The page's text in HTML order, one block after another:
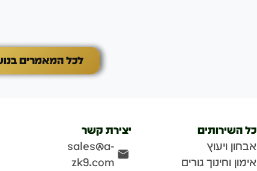
לכל המאמרים בנושא מחלות
כל השירותים
אבחון ויעוץ
אימון וחינוך גורים
יצירת קשר
sales@a-
zk9.com